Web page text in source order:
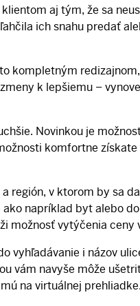
aj tým, že sa
ich snahu predať
kompletným
k lepšiemu –
Novinkou je
komfortne získate
región, v ktorom by sa
napríklad byt alebo
možnosť vytýčenia ceny
vyhľadávanie i názov
vám navyše môže
na virtuálnej prehliadke.